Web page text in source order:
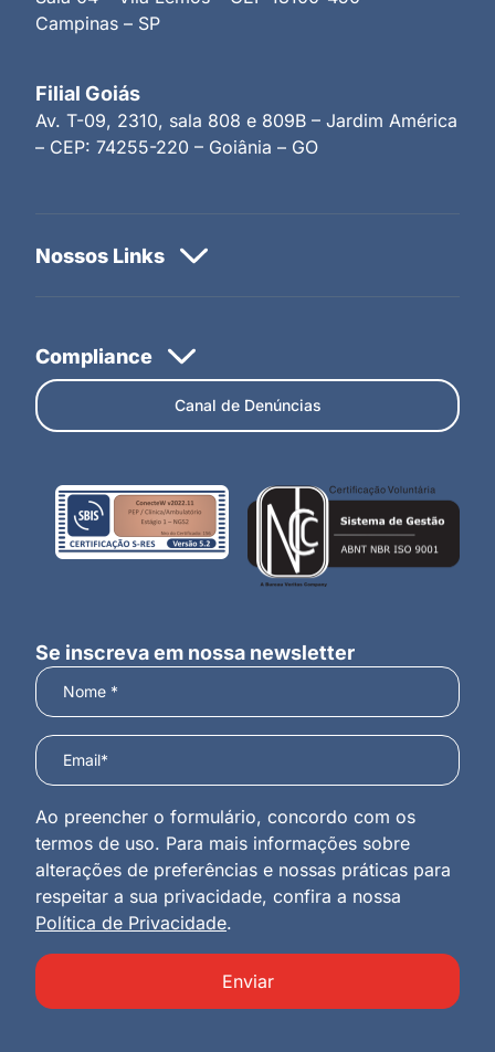
Campinas – SP
Filial Goiás
Av. T-09, 2310, sala 808 e 809B – Jardim América
– CEP: 74255-220 – Goiânia – GO
Canal de Denúncias
Se inscreva em nossa newsletter
Ao preencher o formulário, concordo com os
termos de uso. Para mais informações sobre
alterações de preferências e nossas práticas para
respeitar a sua privacidade, confira a nossa
Política de Privacidade.
Enviar